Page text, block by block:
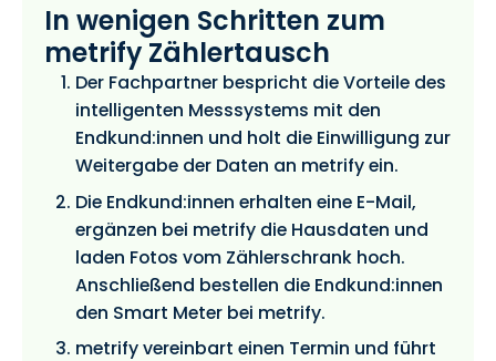
In wenigen Schritten zum
metrify Zählertausch
Der Fachpartner bespricht die Vorteile des
intelligenten Messsystems mit den
Endkund:innen und holt die Einwilligung zur
Weitergabe der Daten an metrify ein.
Die Endkund:innen erhalten eine E-Mail,
ergänzen bei metrify die Hausdaten und
laden Fotos vom Zählerschrank hoch.
Anschließend bestellen die Endkund:innen
den Smart Meter bei metrify.
metrify vereinbart einen Termin und führt